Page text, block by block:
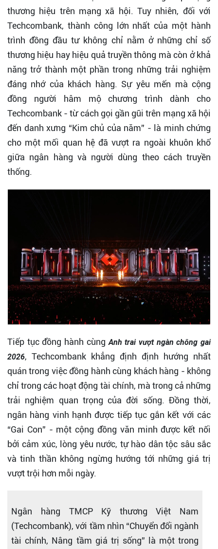
thương hiệu trên mạng xã hội. Tuy nhiên, đối với
Techcombank, thành công lớn nhất của một hành
trình đồng đầu tư không chỉ nằm ở những chỉ số
thương hiệu hay hiệu quả truyền thông mà còn ở khả
năng trở thành một phần trong những trải nghiệm
đáng nhớ của khách hàng. Sự yêu mến mà cộng
đồng người hâm mộ chương trình dành cho
Techcombank - từ cách gọi gần gũi trên mạng xã hội
đến danh xưng “Kim chủ của năm” - là minh chứng
cho một mối quan hệ đã vượt ra ngoài khuôn khổ
giữa ngân hàng và người dùng theo cách truyền
thống.
Tiếp tục đồng hành cùng Anh trai vượt ngàn chông gai
2026, Techcombank khẳng định định hướng nhất
quán trong việc đồng hành cùng khách hàng - không
chỉ trong các hoạt động tài chính, mà trong cả những
trải nghiệm quan trọng của đời sống. Đồng thời,
ngân hàng vinh hạnh được tiếp tục gắn kết với các
“Gai Con” - một cộng đồng văn minh được kết nối
bởi cảm xúc, lòng yêu nước, tự hào dân tộc sâu sắc
và tinh thần không ngừng hướng tới những giá trị
vượt trội hơn mỗi ngày.
Ngân hàng TMCP Kỹ thương Việt Nam
(Techcombank), với tầm nhìn “Chuyển đổi ngành
tài chính, Nâng tầm giá trị sống” là một trong